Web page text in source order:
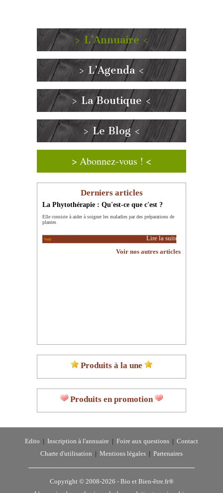
> L’Annuaire <
> L’Agenda <
> La Boutique <
> Le Blog <
> Abonnez-vous ! <
Derniers articles
La Phytothérapie : Qu'est-ce que c'est ?
Elle consiste à aider à soigner les maladies par des préparations de
plantes
Lire la suite
Voir nos autres articles
Produits à la une
Produits en promotion
Edito Inscription à l'annuaire Foire aux questions
Contact
Charte d'utilisation
Mentions légales Partenaires
Copyright © 2008-2026 - Bio et Bien-être.fr®